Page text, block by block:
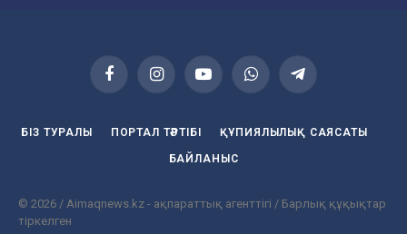
FacebookInstagramYouTubeWhatsAppTelegram
БІЗ ТУРАЛЫ ПОРТАЛ ТӘРТІБІ ҚҰПИЯЛЫЛЫҚ САЯСАТЫ
БАЙЛАНЫС
© 2026 / Aimaqnews.kz - ақпараттық агенттігі / Барлық құқықтар
тіркелген